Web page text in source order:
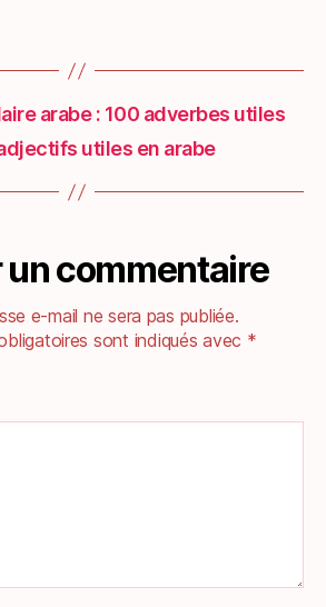
arabe : 100 adverbes utiles
utiles en arabe
un commentaire
e-mail ne sera pas publiée.
sont indiqués avec *